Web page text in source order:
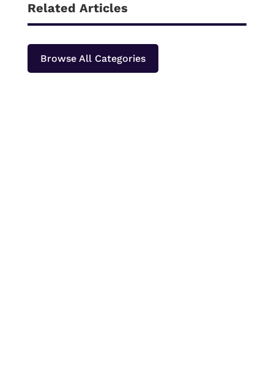
Related Articles
Browse All Categories